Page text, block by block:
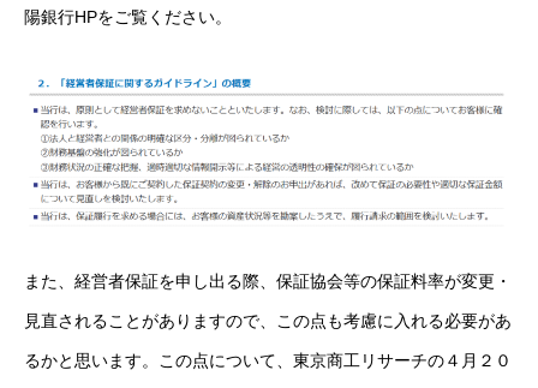
陽銀行HPをご覧ください。
また、経営者保証を申し出る際、保証協会等の保証料率が変更・
見直されることがありますので、この点も考慮に入れる必要があ
るかと思います。この点について、東京商工リサーチの４月２０